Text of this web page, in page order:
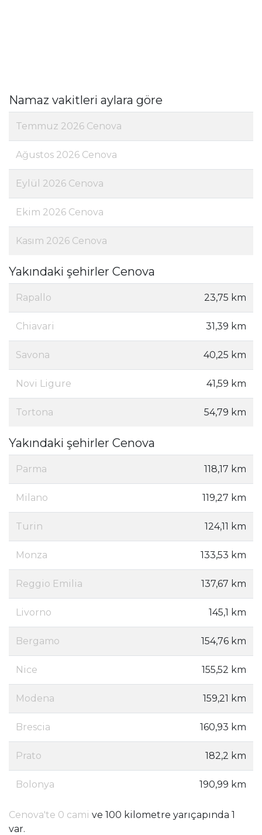
Namaz vakitleri aylara göre
Temmuz 2026 Cenova
Ağustos 2026 Cenova
Eylül 2026 Cenova
Ekim 2026 Cenova
Kasım 2026 Cenova
Yakındaki şehirler Cenova
Rapallo 23,75 km
Chiavari 31,39 km
Savona 40,25 km
Novi Ligure 41,59 km
Tortona 54,79 km
Yakındaki şehirler Cenova
Parma 118,17 km
Milano 119,27 km
Turin 124,11 km
Monza 133,53 km
Reggio Emilia 137,67 km
Livorno 145,1 km
Bergamo 154,76 km
Nice 155,52 km
Modena 159,21 km
Brescia 160,93 km
Prato 182,2 km
Bolonya 190,99 km
Cenova'te 0 cami ve 100 kilometre yarıçapında 1
var.